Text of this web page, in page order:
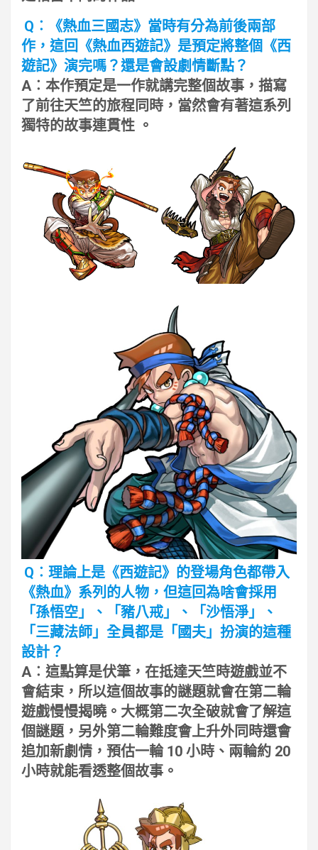
Q︰《熱血三國志》當時有分為前後兩部
作，這回《熱血西遊記》是預定將整個《西
遊記》演完嗎？還是會設劇情斷點？
A︰本作預定是一作就講完整個故事，描寫
了前往天竺的旅程同時，當然會有著這系列
獨特的故事連貫性 。
Q︰理論上是《西遊記》的登場角色都帶入
《熱血》系列的人物，但這回為啥會採用
「孫悟空」、「豬八戒」、「沙悟淨」、
「三藏法師」全員都是「國夫」扮演的這種
設計？
A︰這點算是伏筆，在抵達天竺時遊戲並不
會結束，所以這個故事的謎題就會在第二輪
遊戲慢慢揭曉。大概第二次全破就會了解這
個謎題，另外第二輪難度會上升外同時還會
追加新劇情，預估一輪 10 小時、兩輪約 20
小時就能看透整個故事。